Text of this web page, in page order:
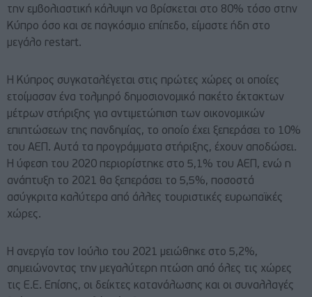
την εμβολιαστική κάλυψη να βρίσκεται στο 80% τόσο στην
Κύπρο όσο και σε παγκόσμιο επίπεδο, είμαστε ήδη στο
μεγάλο restart.
Η Κύπρος συγκαταλέγεται στις πρώτες χώρες οι οποίες
ετοίμασαν ένα τολμηρό δημοσιονομικό πακέτο έκτακτων
μέτρων στήριξης για αντιμετώπιση των οικονομικών
επιπτώσεων της πανδημίας, το οποίο έχει ξεπεράσει το 10%
του ΑΕΠ. Αυτά τα προγράμματα στήριξης, έχουν αποδώσει.
Η ύφεση του 2020 περιορίστηκε στο 5,1% του ΑΕΠ, ενώ η
ανάπτυξη το 2021 θα ξεπεράσει το 5,5%, ποσοστά
ασύγκριτα καλύτερα από άλλες τουριστικές ευρωπαϊκές
χώρες.
Η ανεργία τον Ιούλιο του 2021 μειώθηκε στο 5,2%,
σημειώνοντας την μεγαλύτερη πτώση από όλες τις χώρες
τις Ε.Ε. Επίσης, οι δείκτες κατανάλωσης και οι συναλλαγές